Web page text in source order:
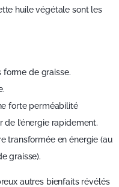
huile végétale sont les
forme de graisse.
forte perméabilité
l’énergie rapidement.
transformée en énergie (au
graisse).
autres bienfaits révélés